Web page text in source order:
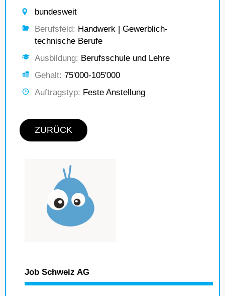
bundesweit
Berufsfeld: Handwerk | Gewerblich-
technische Berufe
Ausbildung: Berufsschule und Lehre
Gehalt: 75'000-105'000
Auftragstyp: Feste Anstellung
ZURÜCK
Job Schweiz AG